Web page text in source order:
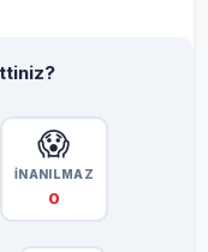
😱
İNANILMAZ
0